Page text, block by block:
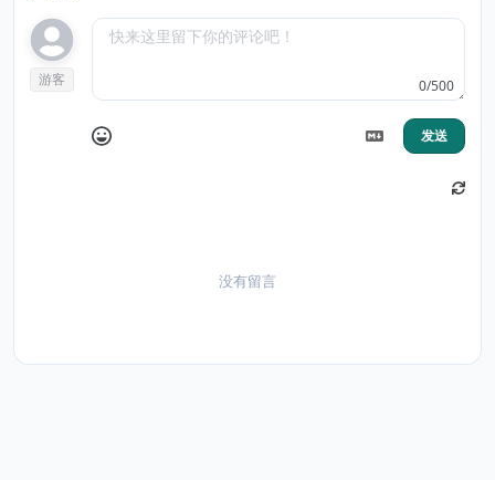
游客 0/500
发送
没有留言